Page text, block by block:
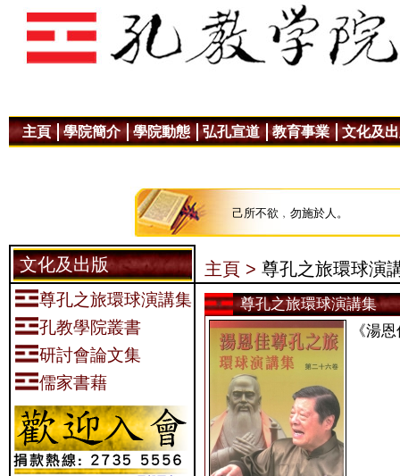
主頁 學院簡介 學院動態 弘孔宣道 教育事業 文化及
己所不欲﹐勿施於人。
文化及出版
尊孔之旅環球演講集
孔教學院叢書
研討會論文集
儒家書藉
主頁 > 尊孔之旅環球演
尊孔之旅環球演講集
《湯